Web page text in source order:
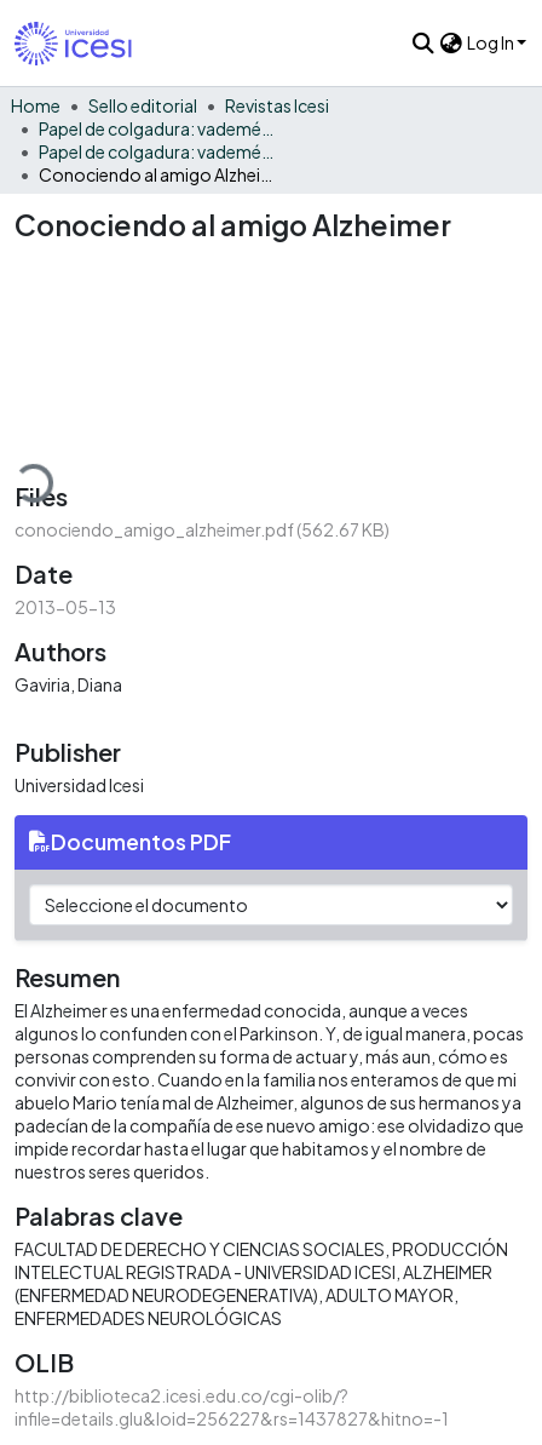
Log In
Home Sello editorial
Revistas Icesi
Conociendo al amigo Alzheimer
Files
conociendo_amigo_alzheimer.pdf(562.67 KB)
Date
2013-05-13
Authors
Gaviria, Diana
Publisher
Universidad Icesi
Documentos PDF
Resumen
El Alzheimer es una enfermedad conocida, aunque a veces
algunos lo confunden con el Parkinson. Y, de igual manera, pocas
personas comprenden su forma de actuar y, más aun, cómo es
convivir con esto. Cuando en la familia nos enteramos de que mi
abuelo Mario tenía mal de Alzheimer, algunos de sus hermanos ya
padecían de la compañía de ese nuevo amigo: ese olvidadizo que
impide recordar hasta el lugar que habitamos y el nombre de
nuestros seres queridos.
Palabras clave
FACULTAD DE DERECHO Y CIENCIAS SOCIALES PRODUCCIÓN
INTELECTUAL REGISTRADA - UNIVERSIDAD ICESI ALZHEIMER
(ENFERMEDAD NEURODEGENERATIVA) ADULTO MAYOR
ENFERMEDADES NEUROLÓGICAS
OLIB
http://biblioteca2.icesi.edu.co/cgi-olib/?
infile=details.glu&loid=256227&rs=1437827&hitno=-1